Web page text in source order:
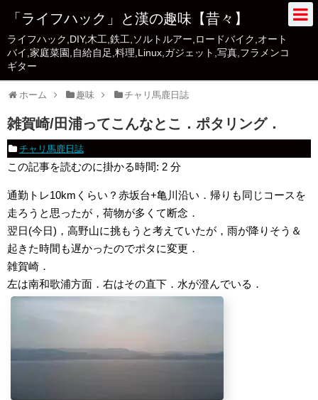
「ライフハック」と漢の趣味【昔々】
ライフハック,DIY,木工,鉄工,ソルトルアー,ロードバイク,オート
バイ,家庭菜園,自給自足,料理,Linux,ガジェット,写真,フラメンコ
ギター
ホーム 趣味 チャリ馬鹿日誌
雑賀崎/田浦ってこんなとこ．ポタリング．
チャリ馬鹿日誌
この記事を読むのに掛かる時間: 2 分
通勤トレ10kmくらい？赤坂台+亀川沿い．帰りも同じコースを
走ろうと思ったが，荷物が多くて断念．
翌日(今日)，高野山に挑もうと考えていたが，雨が降りそう＆
起きた時間も遅かったのでポタに変更．
雑賀崎．
左は南和歌浦方面．右はその直下．水が澄んでいる．